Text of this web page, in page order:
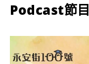
Podcast節目